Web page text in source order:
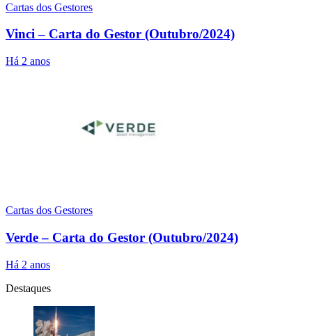
Cartas dos Gestores
Vinci – Carta do Gestor (Outubro/2024)
Há 2 anos
Cartas dos Gestores
Verde – Carta do Gestor (Outubro/2024)
Há 2 anos
Destaques